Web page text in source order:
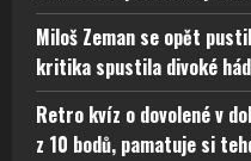
Miloš Zeman se opět
kritika spustila divoké
Retro kvíz o dovolené v
z 10 bodů, pamatuje si